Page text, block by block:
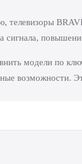
телевизоры
сигнала,
модели по
возможности.